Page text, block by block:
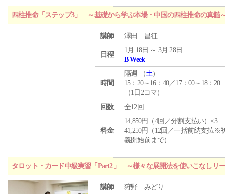
四柱推命「ステップ3」 ～基礎から学ぶ本場・中国の四柱推命の真髄
講師 澤田 昌征
日程
1月 18日 ～ 3月 28日
B Week
時間
隔週 （土）
15：20～16：40／17：00～18：20
（1日2コマ）
回数
全12回
料金
14,850円（4回／分割支払い）×3
41,250円（12回／一括前納支払※
義開始前まで）
タロット・カード中級実習「Part2」 ～様々な展開法を使いこなしリ
講師 狩野 みどり